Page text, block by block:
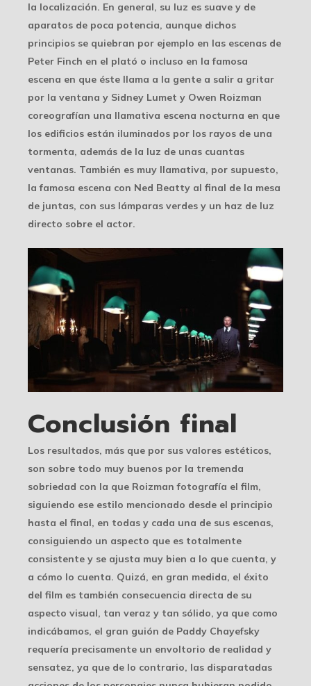
la localización. En general, su luz es suave y de
aparatos de poca potencia, aunque dichos
principios se quiebran por ejemplo en las escenas de
Peter Finch en el plató o incluso en la famosa
escena en que éste llama a la gente a salir a gritar
por la ventana y Sidney Lumet y Owen Roizman
coreografían una llamativa escena nocturna en que
los edificios están iluminados por los rayos de una
tormenta, además de la luz de unas cuantas
ventanas. También es muy llamativa, por supuesto,
la famosa escena con Ned Beatty al final de la mesa
de juntas, con sus lámparas verdes y un haz de luz
directo sobre el actor.
Conclusión final
Los resultados, más que por sus valores estéticos,
son sobre todo muy buenos por la tremenda
sobriedad con la que Roizman fotografía el film,
siguiendo ese estilo mencionado desde el principio
hasta el final, en todas y cada una de sus escenas,
consiguiendo un aspecto que es totalmente
consistente y se ajusta muy bien a lo que cuenta, y
a cómo lo cuenta. Quizá, en gran medida, el éxito
del film es también consecuencia directa de su
aspecto visual, tan veraz y tan sólido, ya que como
indicábamos, el gran guión de Paddy Chayefsky
requería precisamente un envoltorio de realidad y
sensatez, ya que de lo contrario, las disparatadas